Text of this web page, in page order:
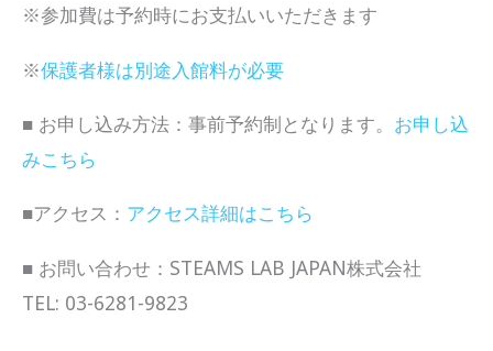
※参加費は予約時にお支払いいただきます
※保護者様は別途入館料が必要
■ お申し込み方法：事前予約制となります。 お申し込
みこちら
■アクセス： アクセス詳細はこちら
■ お問い合わせ：STEAMS LAB JAPAN株式会社
TEL: 03-6281-9823